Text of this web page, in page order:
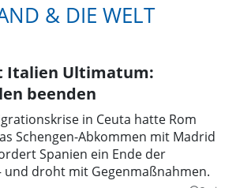
& DIE WELT
Italien Ultimatum:
beenden
in Ceuta hatte Rom
Schengen-Abkommen mit Madrid
Spanien ein Ende der
und droht mit Gegenmaßnahmen.